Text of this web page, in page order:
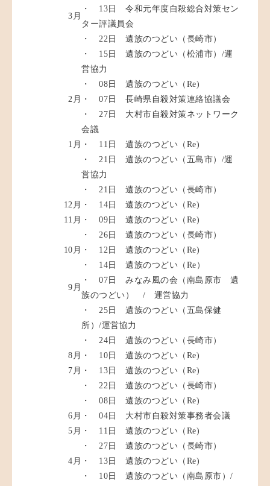
3月
・ 13日 令和元年度自殺総合対策セン
ター評議員会
・ 22日 遺族のつどい（長崎市）
・ 15日 遺族のつどい（松浦市）/運
営協力
・ 08日 遺族のつどい（Re)
2月
・ 07日 長崎県自殺対策連絡協議会
・ 27日 大村市自殺対策ネットワーク
会議
1月
・ 11日 遺族のつどい（Re)
・ 21日 遺族のつどい（五島市）/運
営協力
・ 21日 遺族のつどい（長崎市）
12月
・ 14日 遺族のつどい（Re)
11月
・ 09日 遺族のつどい（Re)
・ 26日 遺族のつどい（長崎市）
10月
・ 12日 遺族のつどい（Re)
・ 14日 遺族のつどい（Re）
9月
・ 07日 みなみ風の会（南島原市 遺
族のつどい） / 運営協力
・ 25日 遺族のつどい（五島保健
所）/運営協力
・ 24日 遺族のつどい（長崎市）
8月
・ 10日 遺族のつどい（Re)
7月
・ 13日 遺族のつどい（Re)
・ 22日 遺族のつどい（長崎市）
・ 08日 遺族のつどい（Re)
6月
・ 04日 大村市自殺対策事務者会議
5月
・ 11日 遺族のつどい（Re)
・ 27日 遺族のつどい（長崎市）
4月
・ 13日 遺族のつどい（Re)
・ 10日 遺族のつどい（南島原市）/